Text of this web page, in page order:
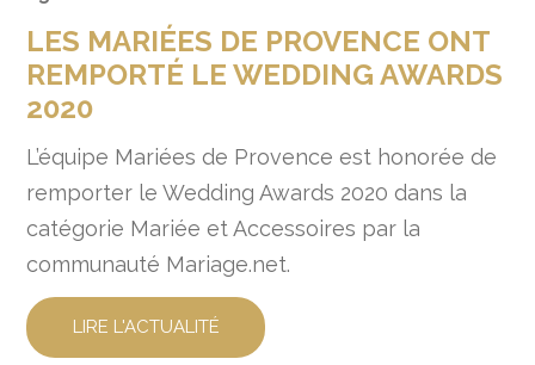
LES MARIÉES DE PROVENCE ONT
REMPORTÉ LE WEDDING AWARDS
2020
L’équipe Mariées de Provence est honorée de
remporter le Wedding Awards 2020 dans la
catégorie Mariée et Accessoires par la
communauté Mariage.net.
LIRE L'ACTUALITÉ